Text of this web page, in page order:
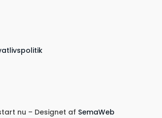
nu – Designet af SemaWeb